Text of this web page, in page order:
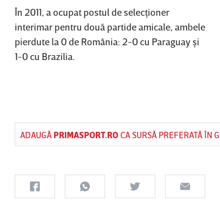
În 2011, a ocupat postul de selecţioner
interimar pentru două partide amicale, ambele
pierdute la 0 de România: 2-0 cu Paraguay şi
1-0 cu Brazilia.
ADAUGĂ PRIMASPORT.ROCA SURSĂ PREFERATĂ ÎN